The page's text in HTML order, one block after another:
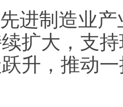
进制造业
扩大，支
升，推动